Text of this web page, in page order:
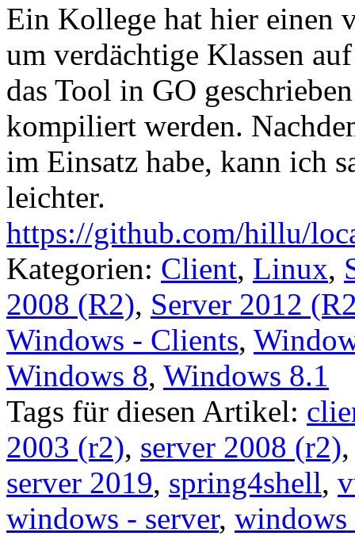
Ein Kollege hat hier einen
um verdächtige Klassen
das Tool in GO
kompiliert werden.
im Einsatz habe, kann ich
leichter.
https://github.com/hillu/
Kategorien: Client, Linux,
2008 (R2), Server 2012
Windows - Clients,
Windows 8, Windows 8.1
Tags für diesen Artikel:
2003 (r2), server 2008 (r2)
server 2019, spring4shell,
windows - server, windows